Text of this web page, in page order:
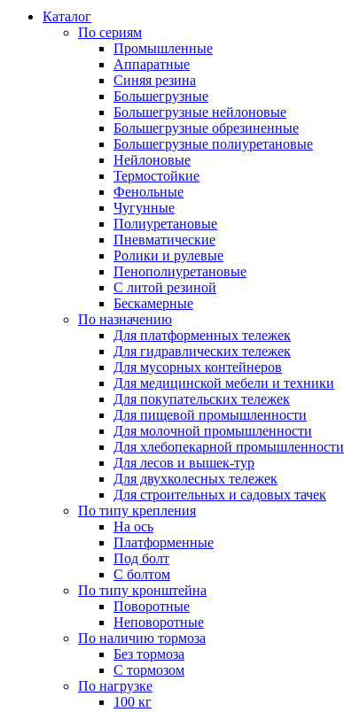
Каталог
По сериям
Промышленные
Аппаратные
Синяя резина
Большегрузные
Большегрузные нейлоновые
Большегрузные обрезиненные
Большегрузные полиуретановые
Нейлоновые
Термостойкие
Фенольные
Чугунные
Полиуретановые
Пневматические
Ролики и рулевые
Пенополиуретановые
С литой резиной
Бескамерные
По назначению
Для платформенных тележек
Для гидравлических тележек
Для мусорных контейнеров
Для медицинской мебели и техники
Для покупательских тележек
Для пищевой промышленности
Для молочной промышленности
Для хлебопекарной промышленности
Для лесов и вышек-тур
Для двухколесных тележек
Для строительных и садовых тачек
По типу крепления
На ось
Платформенные
Под болт
С болтом
По типу кронштейна
Поворотные
Неповоротные
По наличию тормоза
Без тормоза
С тормозом
По нагрузке
100 кг